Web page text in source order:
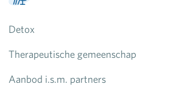
Detox
Therapeutische gemeenschap
Aanbod i.s.m. partners